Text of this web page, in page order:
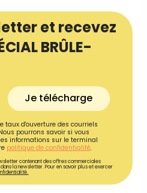
et recevez
BRÛLE-
Je télécharge
taux d'ouverture des courriels
pourrons savoir si vous
informations sur le terminal
politique de confidentialité.
contenant des offres commerciales
la newsletter. Pour en savoir plus et exercer